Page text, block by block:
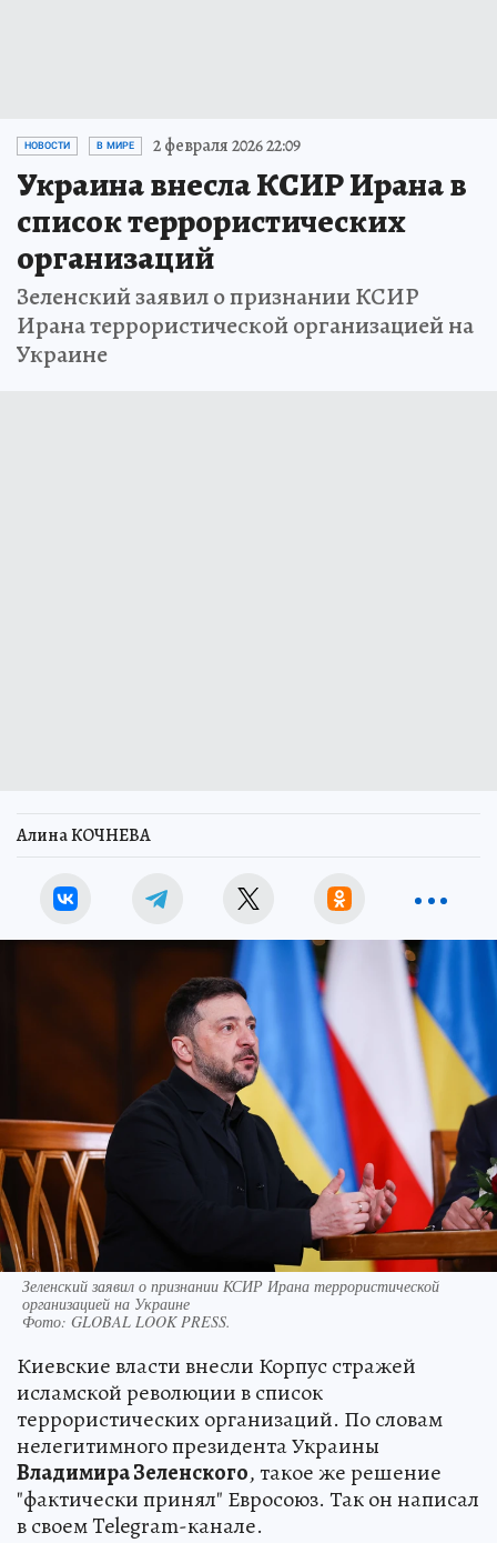
НОВОСТИ В МИРЕ 2 февраля 2026 22:09
Украина внесла КСИР Ирана в
список террористических
организаций
Зеленский заявил о признании КСИР
Ирана террористической организацией на
Украине
Алина КОЧНЕВА
Зеленский заявил о признании КСИР Ирана террористической
организацией на Украине
Фото: GLOBAL LOOK PRESS.
Киевские власти внесли Корпус стражей
исламской революции в список
террористических организаций. По словам
нелегитимного президента Украины
Владимира Зеленского, такое же решение
"фактически принял" Евросоюз. Так он написал
в своем Telegram-канале.